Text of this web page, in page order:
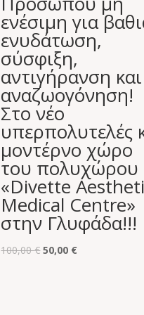
ενέσιμη για
ενυδάτωση,
σύσφιξη,
αντιγήρανση και
αναζωογόνηση!
Στο νέο
υπερπολυτελές
μοντέρνο χώρο
του πολυχώρου
«Divette
Medical Centre»
στην Γλυφάδα!!!
100,00€Original
50,00 €